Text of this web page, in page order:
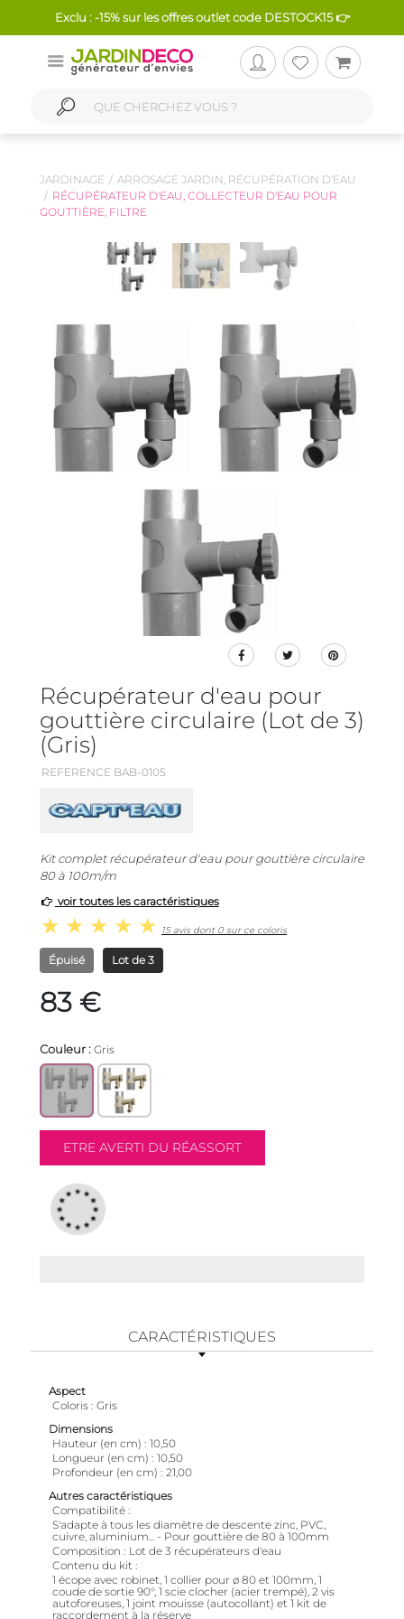
Exclu : -15% sur les offres outlet code DESTOCK15 👉
JARDINAGE
ARROSAGE JARDIN, RÉCUPÉRATION D'EAU
RÉCUPÉRATEUR D'EAU, COLLECTEUR D'EAU POUR
GOUTTIÈRE, FILTRE
Récupérateur d'eau pour
gouttière circulaire (Lot de 3)
(Gris)
REFERENCE BAB-0105
Kit complet récupérateur d'eau pour gouttière circulaire
80 à 100m/m
voir toutes les caractéristiques
15 avis dont 0 sur ce coloris
Épuisé Lot de 3
83 €
Couleur : Gris
CARACTÉRISTIQUES
Aspect
Coloris Gris
Dimensions
Hauteur (en cm)
10,50
Longueur (en cm)
10,50
Profondeur (en cm)
21,00
Autres caractéristiques
Compatibilité
S'adapte à tous les diamètre de descente zinc, PVC,
cuivre, aluminium... - Pour gouttière de 80 à 100mm
Composition
Lot de 3 récupérateurs d'eau
Contenu du kit
1 écope avec robinet, 1 collier pour ø 80 et 100mm, 1
coude de sortie 90°, 1 scie clocher (acier trempé), 2 vis
autoforeuses, 1 joint mouisse (autocollant) et 1 kit de
raccordement à la réserve